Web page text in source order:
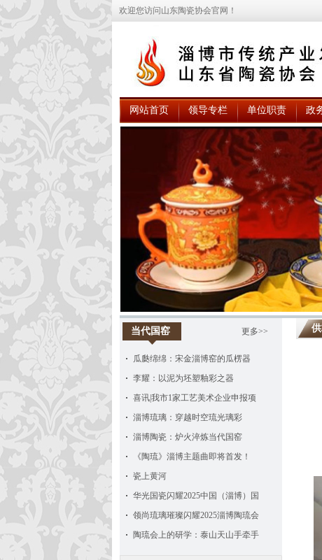
欢迎您访问山东陶瓷协会官网！
网站首页 领导专栏 单位职责 政
更多>>
当代国窑
瓜瓞绵绵：宋金淄博窑的瓜楞器
李耀：以泥为坯塑釉彩之器
喜讯|我市1家工艺美术企业申报项
淄博琉璃：穿越时空琉光璃彩
淄博陶瓷：炉火淬炼当代国窑
《陶琉》淄博主题曲即将首发！
瓷上黄河
华光国瓷闪耀2025中国（淄博）国
领尚琉璃璀璨闪耀2025淄博陶琉会
陶琉会上的研学：泰山天山手牵手